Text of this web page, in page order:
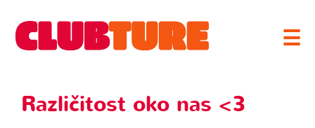
☰
Različitost oko nas <3